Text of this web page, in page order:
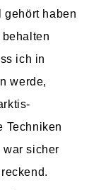
gehört haben
ich in
werde,
Techniken
war sicher